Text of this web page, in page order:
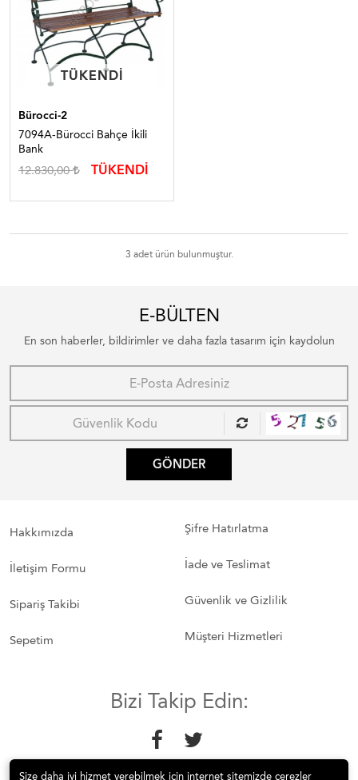
TÜKENDI
TÜKENDI
Bürocci-2
7094A-Bürocci Bahçe İkili
Bank
12.830,00 TÜKENDİ
3 adet ürün bulunmuştur.
E-BÜLTEN
En son haberler, bildirimler ve daha fazla tasarım için kaydolun
GÖNDER
Hakkımızda
İletişim Formu
Sipariş Takibi
Sepetim
Şifre Hatırlatma
İade ve Teslimat
Güvenlik ve Gizlilik
Müşteri Hizmetleri
Bizi Takip Edin:
Size daha iyi hizmet verebilmek için internet sitemizde çerezler